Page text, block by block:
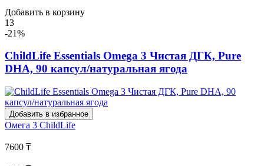
Добавить в корзину
13
-21%
ChildLife Essentials Omega 3 Чистая ДГК, Pure
DHA, 90 капсул/натуральная ягода
Добавить в избранное
Омега 3 ChildLife
7600 ₸